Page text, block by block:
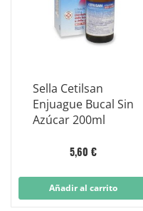
Sella Cetilsan
Enjuague Bucal Sin
Azúcar 200ml
5,60 €
Añadir al carrito